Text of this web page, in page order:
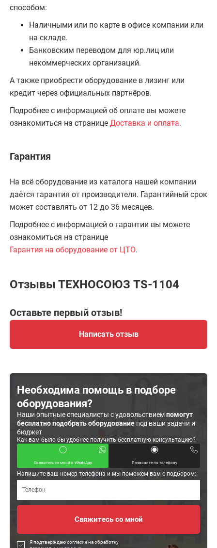
способом:
Наличными или по карте в офисе компании или
на складе.
Банковским переводом для юр.лиц или
некоммерческих организаций.
А также приобрести оборудование в лизинг или
кредит через официальных партнёров.
Подробнее с информацией об оплате вы можете
ознакомиться на странице Доставка и оплата.
Гарантия
На всё оборудование из каталога нашей компании
даётся гарантия от производителя. Гарантийный срок
может составлять от 12 до 36 месяцев.
Подробнее с информацией о гарантии вы можете
ознакомиться на странице
Гарантия на оборудование от ЦТО.
Отзывы ТЕХНОСОЮЗ TS-1104
Оставьте первый отзыв!
Написать отзыв
Необходима помощь в подборе
оборудования?
Наши опытные специалисты с удовольствиемпомогут
бесплатно подобрать оборудование под ваши задачи и
бюджет
Как вам было бы удобнее получить бесплатную консультацию?
Свяжитесь со мной в WhatsApp Позвоните по телефону
Напишите ваш номер телефона и мы поможем вам с подбором:
Я подтверждаю согласие на обработку